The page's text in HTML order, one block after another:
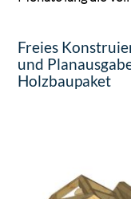
Freies
und
Holzbaupaket